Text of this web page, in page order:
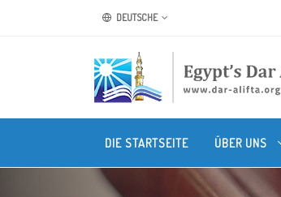
DEUTSCHE
DIE STARTSEITE ÜBER UNS